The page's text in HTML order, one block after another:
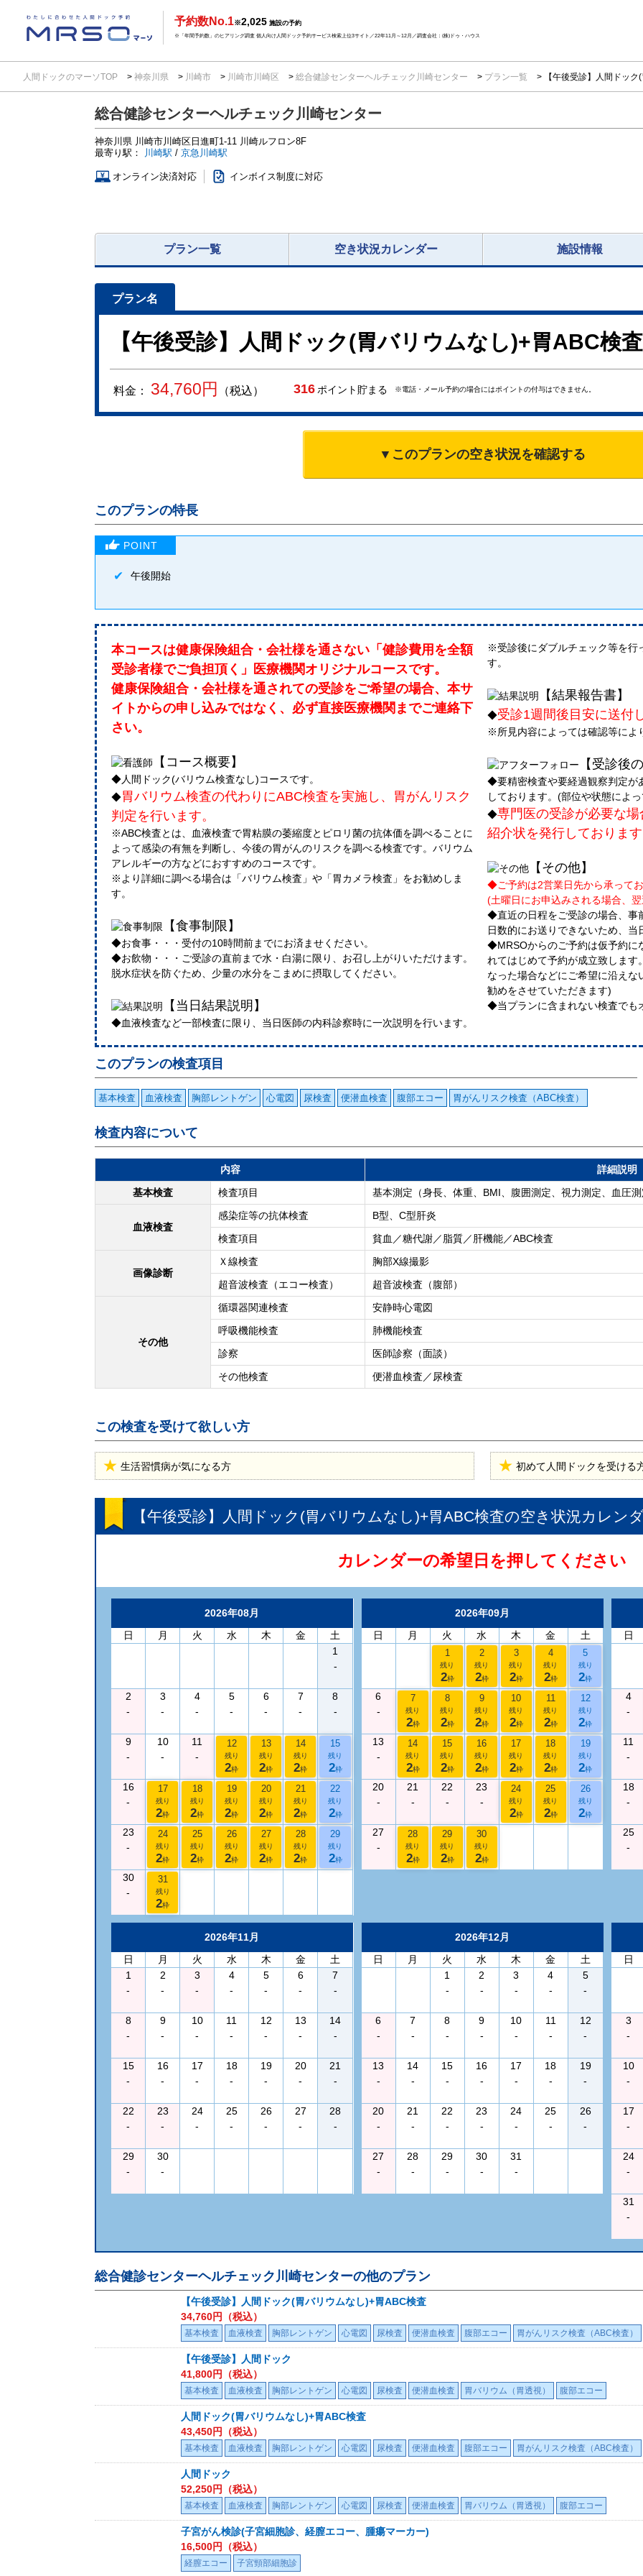
予約数No.1※2,025 施設の予約
※「年間予約数」のヒアリング調査 個人向け人間ドック予約サービス検索上位3サイト／22年11月～12月／調査会社：(株)ドゥ・ハウス
人間ドックのマーソTOP 神奈川県 川崎市 川崎市川崎区 総合健診センターヘルチェック川崎センター プラン一覧 【午後受診】人間ドッ
総合健診センターヘルチェック川崎センター
神奈川県 川崎市川崎区日進町1-11 川崎ルフロン8F
最寄り駅：
川崎駅 / 京急川崎駅
オンライン決済対応 インボイス制度に対応
プラン一覧 空き状況カレンダー 施設情報
【午後受診】人間ドック(胃バリウムなし)+胃ABC検査
料金： 34,760円 （税込） 316 ポイント貯まる ※電話・メール予約の場合にはポイントの付与はできません。
▼このプランの空き状況を確認する
このプランの特長
午後開始
本コースは健康保険組合・会社様を通さない「健診費用を全額
受診者様でご負担頂く」医療機関オリジナルコースです。
健康保険組合・会社様を通されての受診をご希望の場合、本サ
イトからの申し込みではなく、必ず直接医療機関までご連絡下
さい。
【コース概要】
◆人間ドック(バリウム検査なし)コースです。
◆胃バリウム検査の代わりにABC検査を実施し、胃がんリスク
判定を行います。
※ABC検査とは、血液検査で胃粘膜の萎縮度とピロリ菌の抗体価を調べることに
よって感染の有無を判断し、今後の胃がんのリスクを調べる検査です。バリウム
アレルギーの方などにおすすめのコースです。
※より詳細に調べる場合は「バリウム検査」や「胃カメラ検査」をお勧めしま
す。
【食事制限】
◆お食事・・・受付の10時間前までにお済ませください。
◆お飲物・・・ご受診の直前まで水・白湯に限り、お召し上がりいただけます。
脱水症状を防ぐため、少量の水分をこまめに摂取してください。
【当日結果説明】
◆血液検査など一部検査に限り、当日医師の内科診察時に一次説明を行います。
※受診後にダブルチェック等を行
す。
【結果報告書】
◆受診1週間後目安に送付
※所見内容によっては確認等によ
【受診後
◆要精密検査や要経過観察判定が
しております。(部位や状態によ
◆専門医の受診が必要な
紹介状を発行しておりま
【その他】
◆ご予約は2営業日先から承って
(土曜日にお申込みされる場合、
◆直近の日程をご受診の場合、事
日数的にお送りできないため、
◆MRSOからのご予約は仮予約に
れてはじめて予約が成立致しま
なった場合などにご希望に沿え
勧めをさせていただきます)
◆当プランに含まれない検査でも
このプランの検査項目
基本検査 血液検査 胸部レントゲン 心電図 尿検査 便潜血検査 腹部エコー 胃がんリスク検査（ABC検査）
検査内容について
内容
詳細説明
基本検査
検査項目 基本測定（身長、体重、BMI、腹囲測定、視力測定、血圧
血液検査
感染症等の抗体検査
B型、C型肝炎
検査項目
貧血／糖代謝／脂質／肝機能／ABC検査
画像診断
Ｘ線検査
胸部X線撮影
超音波検査（エコー検査）
超音波検査（腹部）
その他
循環器関連検査
安静時心電図
呼吸機能検査
肺機能検査
診察
医師診察（面談）
その他検査
便潜血検査／尿検査
この検査を受けて欲しい方
生活習慣病が気になる方 初めて人間ドックを受ける
【午後受診】人間ドック(胃バリウムなし)+胃ABC検査の空き状況カレン
カレンダーの希望日を押してください
2026年08月
日
月 火 水 木 金
土
1
-
2
-
3
-
4
-
5
-
6
-
7
-
8
-
9
-
10
-
11
-
12
残り
2枠
13
残り
2枠
14
残り
2枠
15
残り
2枠
16
-
17
残り
2枠
18
残り
2枠
19
残り
2枠
20
残り
2枠
21
残り
2枠
22
残り
2枠
23
-
24
残り
2枠
25
残り
2枠
26
残り
2枠
27
残り
2枠
28
残り
2枠
29
残り
2枠
30
-
31
残り
2枠
2026年09月
日
月 火 水 木 金 土
1
残り
2枠
2
残り
2枠
3
残り
2枠
4
残り
2枠
5
残り
2枠
6
-
7
残り
2枠
8
残り
2枠
9
残り
2枠
10
残り
2枠
11
残り
2枠
12
残り
2枠
13
-
14
残り
2枠
15
残り
2枠
16
残り
2枠
17
残り
2枠
18
残り
2枠
19
残り
2枠
20
-
21
-
22
-
23
-
24
残り
2枠
25
残り
2枠
26
残り
2枠
27
-
28
残り
2枠
29
残り
2枠
30
残り
2枠
日
4
-
11
-
18
-
25
-
2026年11月
日
月 火 水 木 金
土
1
-
2
-
3
-
4
-
5
-
6
-
7
-
8
-
9
-
10
-
11
-
12
-
13
-
14
-
15
-
16
-
17
-
18
-
19
-
20
-
21
-
22
-
23
-
24
-
25
-
26
-
27
-
28
-
29
-
30
-
2026年12月
日
月 火 水 木 金
土
1
-
2
-
3
-
4
-
5
-
6
-
7
-
8
-
9
-
10
-
11
-
12
-
13
-
14
-
15
-
16
-
17
-
18
-
19
-
20
-
21
-
22
-
23
-
24
-
25
-
26
-
27
-
28
-
29
-
30
-
31
-
日
3
-
10
-
17
-
24
-
31
-
総合健診センターヘルチェック川崎センターの他のプラン
【午後受診】人間ドック(胃バリウムなし)+胃ABC検査
34,760円（税込）
基本検査 血液検査 胸部レントゲン 心電図 尿検査 便潜血検査 腹部エコー 胃がんリスク検査（ABC検査）
【午後受診】人間ドック
41,800円（税込）
基本検査 血液検査 胸部レントゲン 心電図 尿検査 便潜血検査 胃バリウム（胃透視） 腹部エコー
人間ドック(胃バリウムなし)+胃ABC検査
43,450円（税込）
基本検査 血液検査 胸部レントゲン 心電図 尿検査 便潜血検査 腹部エコー 胃がんリスク検査（ABC検査）
人間ドック
52,250円（税込）
基本検査 血液検査 胸部レントゲン 心電図 尿検査 便潜血検査 胃バリウム（胃透視） 腹部エコー
子宮がん検診(子宮細胞診、経膣エコー、腫瘍マーカー)
16,500円（税込）
経膣エコー 子宮頸部細胞診